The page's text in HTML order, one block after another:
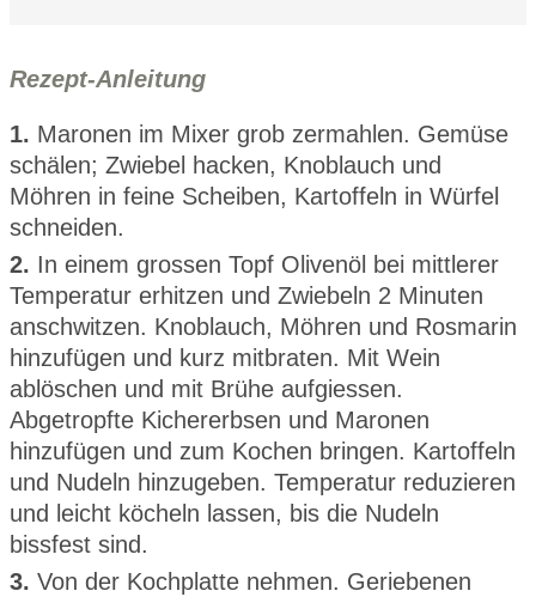
Rezept-Anleitung
1. Maronen im Mixer grob zermahlen. Gemüse
schälen; Zwiebel hacken, Knoblauch und
Möhren in feine Scheiben, Kartoffeln in Würfel
schneiden.
2. In einem grossen Topf Olivenöl bei mittlerer
Temperatur erhitzen und Zwiebeln 2 Minuten
anschwitzen. Knoblauch, Möhren und Rosmarin
hinzufügen und kurz mitbraten. Mit Wein
ablöschen und mit Brühe aufgiessen.
Abgetropfte Kichererbsen und Maronen
hinzufügen und zum Kochen bringen. Kartoffeln
und Nudeln hinzugeben. Temperatur reduzieren
und leicht köcheln lassen, bis die Nudeln
bissfest sind.
3. Von der Kochplatte nehmen. Geriebenen